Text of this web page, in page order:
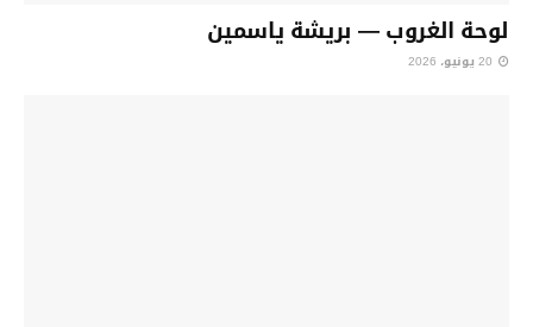
لوحة الغروب — بريشة ياسمين